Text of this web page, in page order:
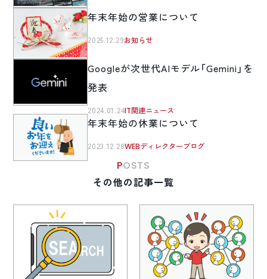
年末年始の営業について
2025.12.29お知らせ
Googleが次世代AIモデル「Gemini」を
発表
2024.01.24IT関連ニュース
年末年始の休業について
2023.12.28WEBディレクターブログ
POSTS
その他の記事一覧